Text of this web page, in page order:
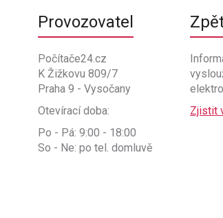
Provozovatel
Počítače24.cz
K Žižkovu 809/7
Praha 9 - Vysočany
Otevírací doba:
Po - Pá: 9:00 - 18:00
So - Ne: po tel. domluvě
Zjistit